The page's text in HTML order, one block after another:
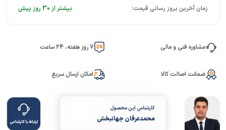
زمان آخرین بروز رسانی قیمت: بیشتر از 30 روز پیش
مشاوره فنی و مالی 7 روز هفته، 24 ساعت
ضمانت اصالت کالا امکان ارسال سریع
کارشناس این محصول
محمدعرفان جهانبخش ارتباط با کارشناس